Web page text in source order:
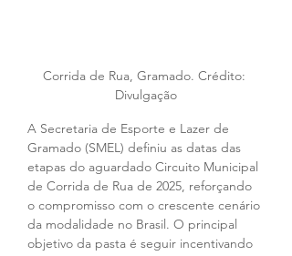
Corrida de Rua, Gramado. Crédito:
Divulgação
A Secretaria de Esporte e Lazer de
Gramado (SMEL) definiu as datas das
etapas do aguardado Circuito Municipal
de Corrida de Rua de 2025, reforçando
o compromisso com o crescente cenário
da modalidade no Brasil. O principal
objetivo da pasta é seguir incentivando